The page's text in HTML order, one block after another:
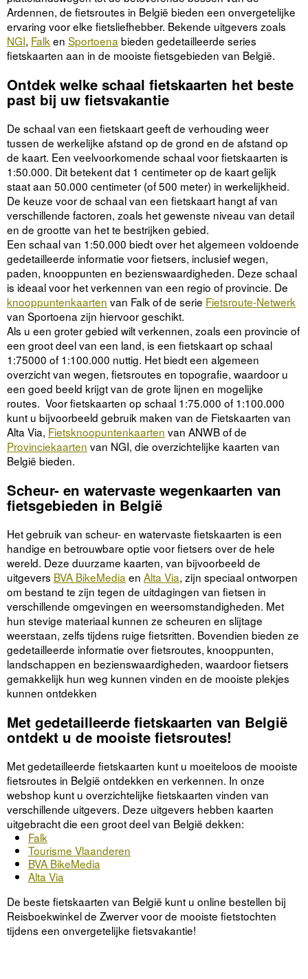
Ardennen, de fietsroutes in België bieden een onvergetelijke
ervaring voor elke fietsliefhebber. Bekende uitgevers zoals
NGI, Falk en Sportoena bieden gedetailleerde series
fietskaarten aan in de mooiste fietsgebieden van België.
Ontdek welke schaal fietskaarten het beste
past bij uw fietsvakantie
De schaal van een fietskaart geeft de verhouding weer
tussen de werkelijke afstand op de grond en de afstand op
de kaart. Een veelvoorkomende schaal voor fietskaarten is
1:50.000. Dit betekent dat 1 centimeter op de kaart gelijk
staat aan 50.000 centimeter (of 500 meter) in werkelijkheid.
De keuze voor de schaal van een fietskaart hangt af van
verschillende factoren, zoals het gewenste niveau van detail
en de grootte van het te bestrijken gebied.
Een schaal van 1:50.000 biedt over het algemeen voldoende
gedetailleerde informatie voor fietsers, inclusief wegen,
paden, knooppunten en bezienswaardigheden. Deze schaal
is ideaal voor het verkennen van een regio of provincie. De
knooppuntenkaarten van Falk of de serie Fietsroute-Netwerk
van Sportoena zijn hiervoor geschikt.
Als u een groter gebied wilt verkennen, zoals een provincie of
een groot deel van een land, is een fietskaart op schaal
1:75000 of 1:100.000 nuttig. Het biedt een algemeen
overzicht van wegen, fietsroutes en topografie, waardoor u
een goed beeld krijgt van de grote lijnen en mogelijke
routes. Voor fietskaarten op schaal 1:75.000 of 1:100.000
kunt u bijvoorbeeld gebruik maken van de Fietskaarten van
Alta Via, Fietsknoopuntenkaarten van ANWB of de
Provinciekaarten van NGI, die overzichtelijke kaarten van
België bieden.
Scheur- en watervaste wegenkaarten van
fietsgebieden in België
Het gebruik van scheur- en watervaste fietskaarten is een
handige en betrouwbare optie voor fietsers over de hele
wereld. Deze duurzame kaarten, van bijvoorbeeld de
uitgevers BVA BikeMedia en Alta Via, zijn speciaal ontworpen
om bestand te zijn tegen de uitdagingen van fietsen in
verschillende omgevingen en weersomstandigheden. Met
hun stevige materiaal kunnen ze scheuren en slijtage
weerstaan, zelfs tijdens ruige fietsritten. Bovendien bieden ze
gedetailleerde informatie over fietsroutes, knooppunten,
landschappen en bezienswaardigheden, waardoor fietsers
gemakkelijk hun weg kunnen vinden en de mooiste plekjes
kunnen ontdekken
Met gedetailleerde fietskaarten van België
ontdekt u de mooiste fietsroutes!
Met gedetailleerde fietskaarten kunt u moeiteloos de mooiste
fietsroutes in België ontdekken en verkennen. In onze
webshop kunt u overzichtelijke fietskaarten vinden van
verschillende uitgevers. Deze uitgevers hebben kaarten
uitgebracht die een groot deel van België dekken:
Falk
Tourisme Vlaanderen
BVA BikeMedia
Alta Via
De beste fietskaarten van België kunt u online bestellen bij
Reisboekwinkel de Zwerver voor de mooiste fietstochten
tijdens een onvergetelijke fietsvakantie!